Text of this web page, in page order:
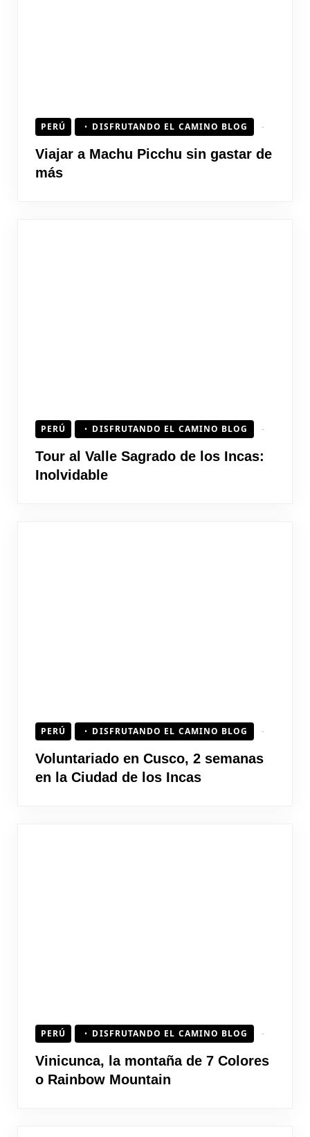
PERÚ DISFRUTANDO EL CAMINO BLOG
Viajar a Machu Picchu sin gastar de
más
PERÚ DISFRUTANDO EL CAMINO BLOG
Tour al Valle Sagrado de los Incas:
Inolvidable
PERÚ DISFRUTANDO EL CAMINO BLOG
Voluntariado en Cusco, 2 semanas
en la Ciudad de los Incas
PERÚ DISFRUTANDO EL CAMINO BLOG
Vinicunca, la montaña de 7 Colores
o Rainbow Mountain